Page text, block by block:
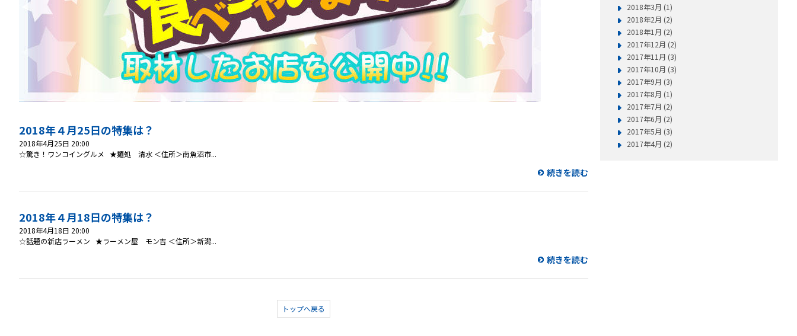
2018年４月25日の特集は？
2018年4月25日 20:00
☆驚き！ワンコイングルメ ★麺処 清水 ＜住所＞南魚沼市...
続きを読む
2018年４月18日の特集は？
2018年4月18日 20:00
☆話題の新店ラーメン ★ラーメン屋 モン吉 ＜住所＞新潟...
続きを読む
トップへ戻る
2018年3月 (1)
2018年2月 (2)
2018年1月 (2)
2017年12月 (2)
2017年11月 (3)
2017年10月 (3)
2017年9月 (3)
2017年8月 (1)
2017年7月 (2)
2017年6月 (2)
2017年5月 (3)
2017年4月 (2)